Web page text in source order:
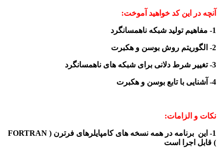
آنچه در این کد خواهید آموخت:
1- مفاهیم تولید شبکه ناهمسانگرد
2- الگوریتم روش بوسن و هکبرت
3- تغییر شرط دلانی برای شبکه های ناهمسانگرد
4- آشنایی با تابع بوسن و هکبرت
نکات و الزامات:
1- این برنامه در همه نسخه های کامپایلرهای
فرترن ( FORTRAN
) قابل اجرا است